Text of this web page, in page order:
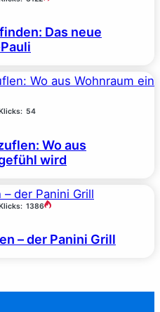
Das neue
54
Wo aus
wird
1386
– der Panini Grill